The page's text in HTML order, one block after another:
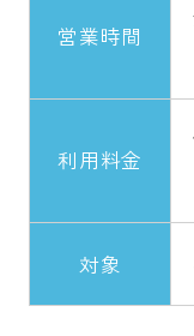
営業時間
利用料金
対象